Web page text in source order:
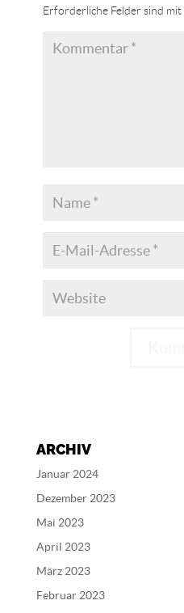
Erforderliche Felder sind mit
r
n
i
v
ARCHIV
Januar 2024
Dezember 2023
Mai 2023
April 2023
März 2023
Februar 2023